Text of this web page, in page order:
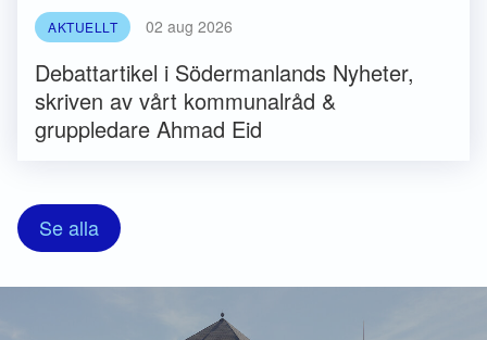
AKTUELLT 02 aug 2026
Debattartikel i Södermanlands Nyheter,
skriven av vårt kommunalråd &
gruppledare Ahmad Eid
Se alla